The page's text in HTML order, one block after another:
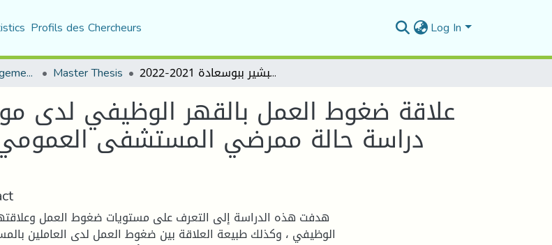
Profils des Chercheurs Log In
Department of management sciences Master Thesis علاقة ضغوط العمل بالقهر الوظيفي لدى موظفي المستشفيات الجزائرية - دراسة حالة ممرضي المستشفى العمومي رزيق البشير ببوسعادة 2021-2022 -
علاقة ضغوط العمل بالقهر الوظيفي لدى
هدفت هذه الدراسة إلى التعرف على مستويات ضغوط العمل
الوظيفي ، وكذلك طبيعة العلاقة بين ضغوط العمل لدى العاملين